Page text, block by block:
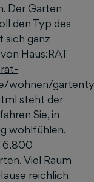
Der Garten
den Typ des
sich ganz
Haus:RAT
wohnen/
steht der
Sie, in
wohlfühlen.
6.800
Viel Raum
reichlich